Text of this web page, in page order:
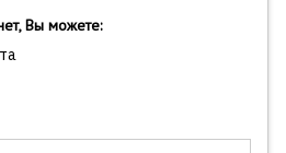
Вы можете: